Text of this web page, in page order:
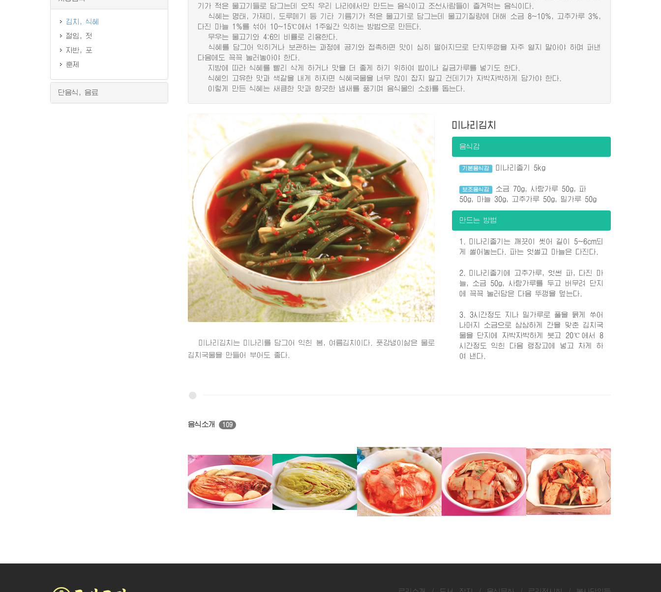
기가 적은 물고기들로 담그는데 오직 우리 나라에서만 만드는 음식이고 조선사람들이 즐겨먹는 음식이다.
식혜는 명태, 가재미, 도루메기 등 기타 기름기가 적은 물고기로 담그는데 물고기질량에 대해 소금 8~10%, 고추가루 3%,
다진 마늘 1%를 섞어 10~15℃에서 1주일간 익히는 방법으로 만든다.
무우는 물고기와 4:6의 비률로 리용한다.
식혜를 담그어 익히거나 보관하는 과정에 공기와 접촉하면 맛이 심히 떨어지므로 단지뚜껑을 자주 열지 말아야 하며 퍼낸
다음에도 꼭꼭 눌러놓아야 한다.
지방에 따라 식혜를 빨리 삭게 하거나 맛을 더 좋게 하기 위하여 밥이나 길금가루를 넣기도 한다.
식혜의 고유한 맛과 색갈을 내게 하자면 식혜국물을 너무 많이 잡지 말고 건데기가 자박자박하게 담가야 한다.
이렇게 만든 식혜는 새큼한 맛과 향긋한 냄새를 풍기며 음식물의 소화를 돕는다.
미나리김치는 미나리를 담그어 익힌 봄, 여름김치이다. 풋강냉이삶은 물로
김치국물을 만들어 부어도 좋다.
미나리김치
음식감
기본음식감 미나리줄기 5kg
보조음식감
소금 70g, 사탕가루 50g, 파
50g, 마늘 30g, 고추가루 50g, 밀가루 50g
만드는 방법
1. 미나리줄기는 깨끗이 씻어 길이 5~6cm되
게 썰어놓는다. 파는 엇썰고 마늘은 다진다.
2. 미나리줄기에 고추가루, 엇썬 파, 다진 마
늘, 소금 50g, 사탕가루를 두고 버무려 단지
에 꼭꼭 눌러담은 다음 뚜껑을 덮는다.
3. 3시간정도 지나 밀가루로 풀을 묽게 쑤어
나머지 소금으로 삼삼하게 간을 맞춘 김치국
물을 단지에 자박자박하게 붓고 20℃에서 8
시간정도 익힌 다음 랭장고에 넣고 차게 하
여 낸다.
음식소개 109
김치, 식혜
절임, 젓
자반, 포
훈제
단음식, 음료